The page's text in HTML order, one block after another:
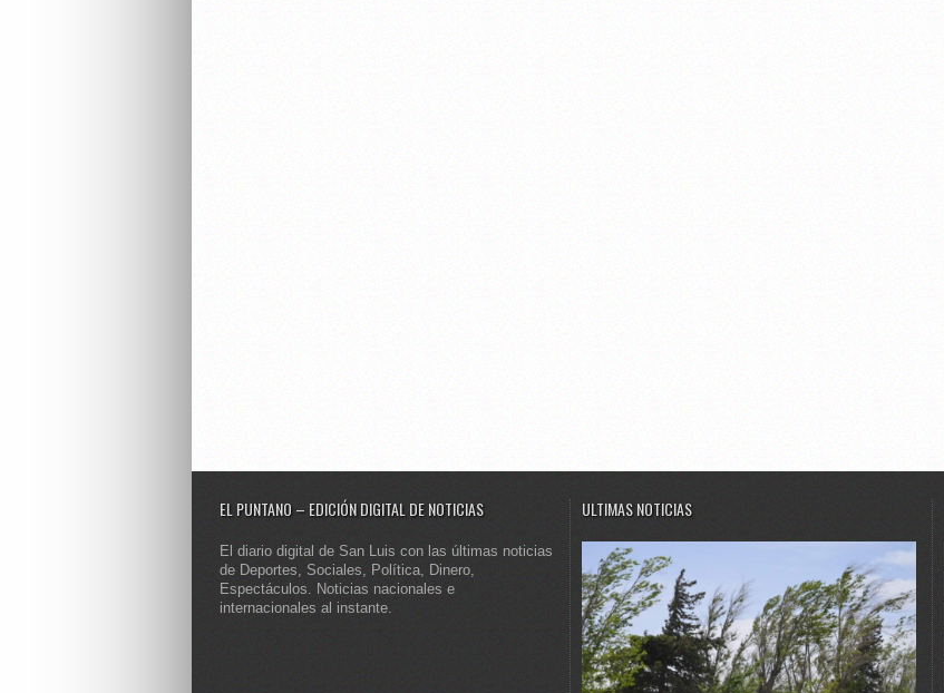
EL PUNTANO – EDICIÓN DIGITAL DE NOTICIAS
El diario digital de San Luis con las últimas noticias
de Deportes, Sociales, Política, Dinero,
Espectáculos. Noticias nacionales e
internacionales al instante.
ULTIMAS NOTICIAS